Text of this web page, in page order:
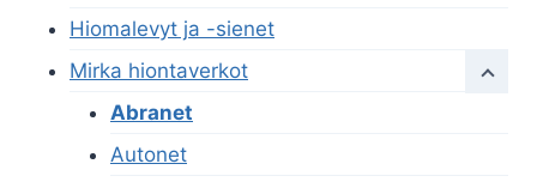
Hiomalevyt ja -sienet
Mirka hiontaverkot
Abranet
Autonet